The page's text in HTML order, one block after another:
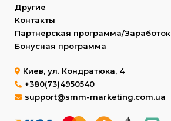
Другие
Контакты
Партнерская программа/Заработок
Бонусная программа
Киев, ул. Кондратюка, 4
+380(73)4950540
support@smm-marketing.com.ua